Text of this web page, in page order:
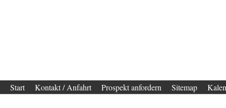
Start Kontakt / Anfahrt Prospekt anfordern Sitemap